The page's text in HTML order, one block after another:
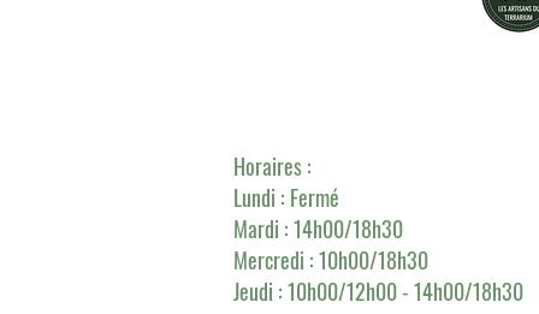
Horaires :
Lundi : Fermé
Mardi : 14h00/18h30
Mercredi :10h00/18h30
Jeudi : 10h00/12h00 - 14h00/18h30